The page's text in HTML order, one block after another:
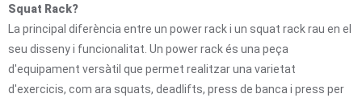
Squat Rack?
La principal diferència entre un power rack i un squat rack rau en el
seu disseny i funcionalitat. Un power rack és una peça
d'equipament versàtil que permet realitzar una varietat
d'exercicis, com ara squats, deadlifts, press de banca i press per